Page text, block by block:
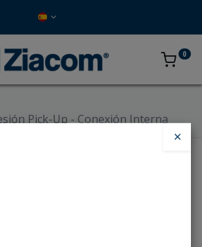
0
Pick-Up - Conexión Interna
×